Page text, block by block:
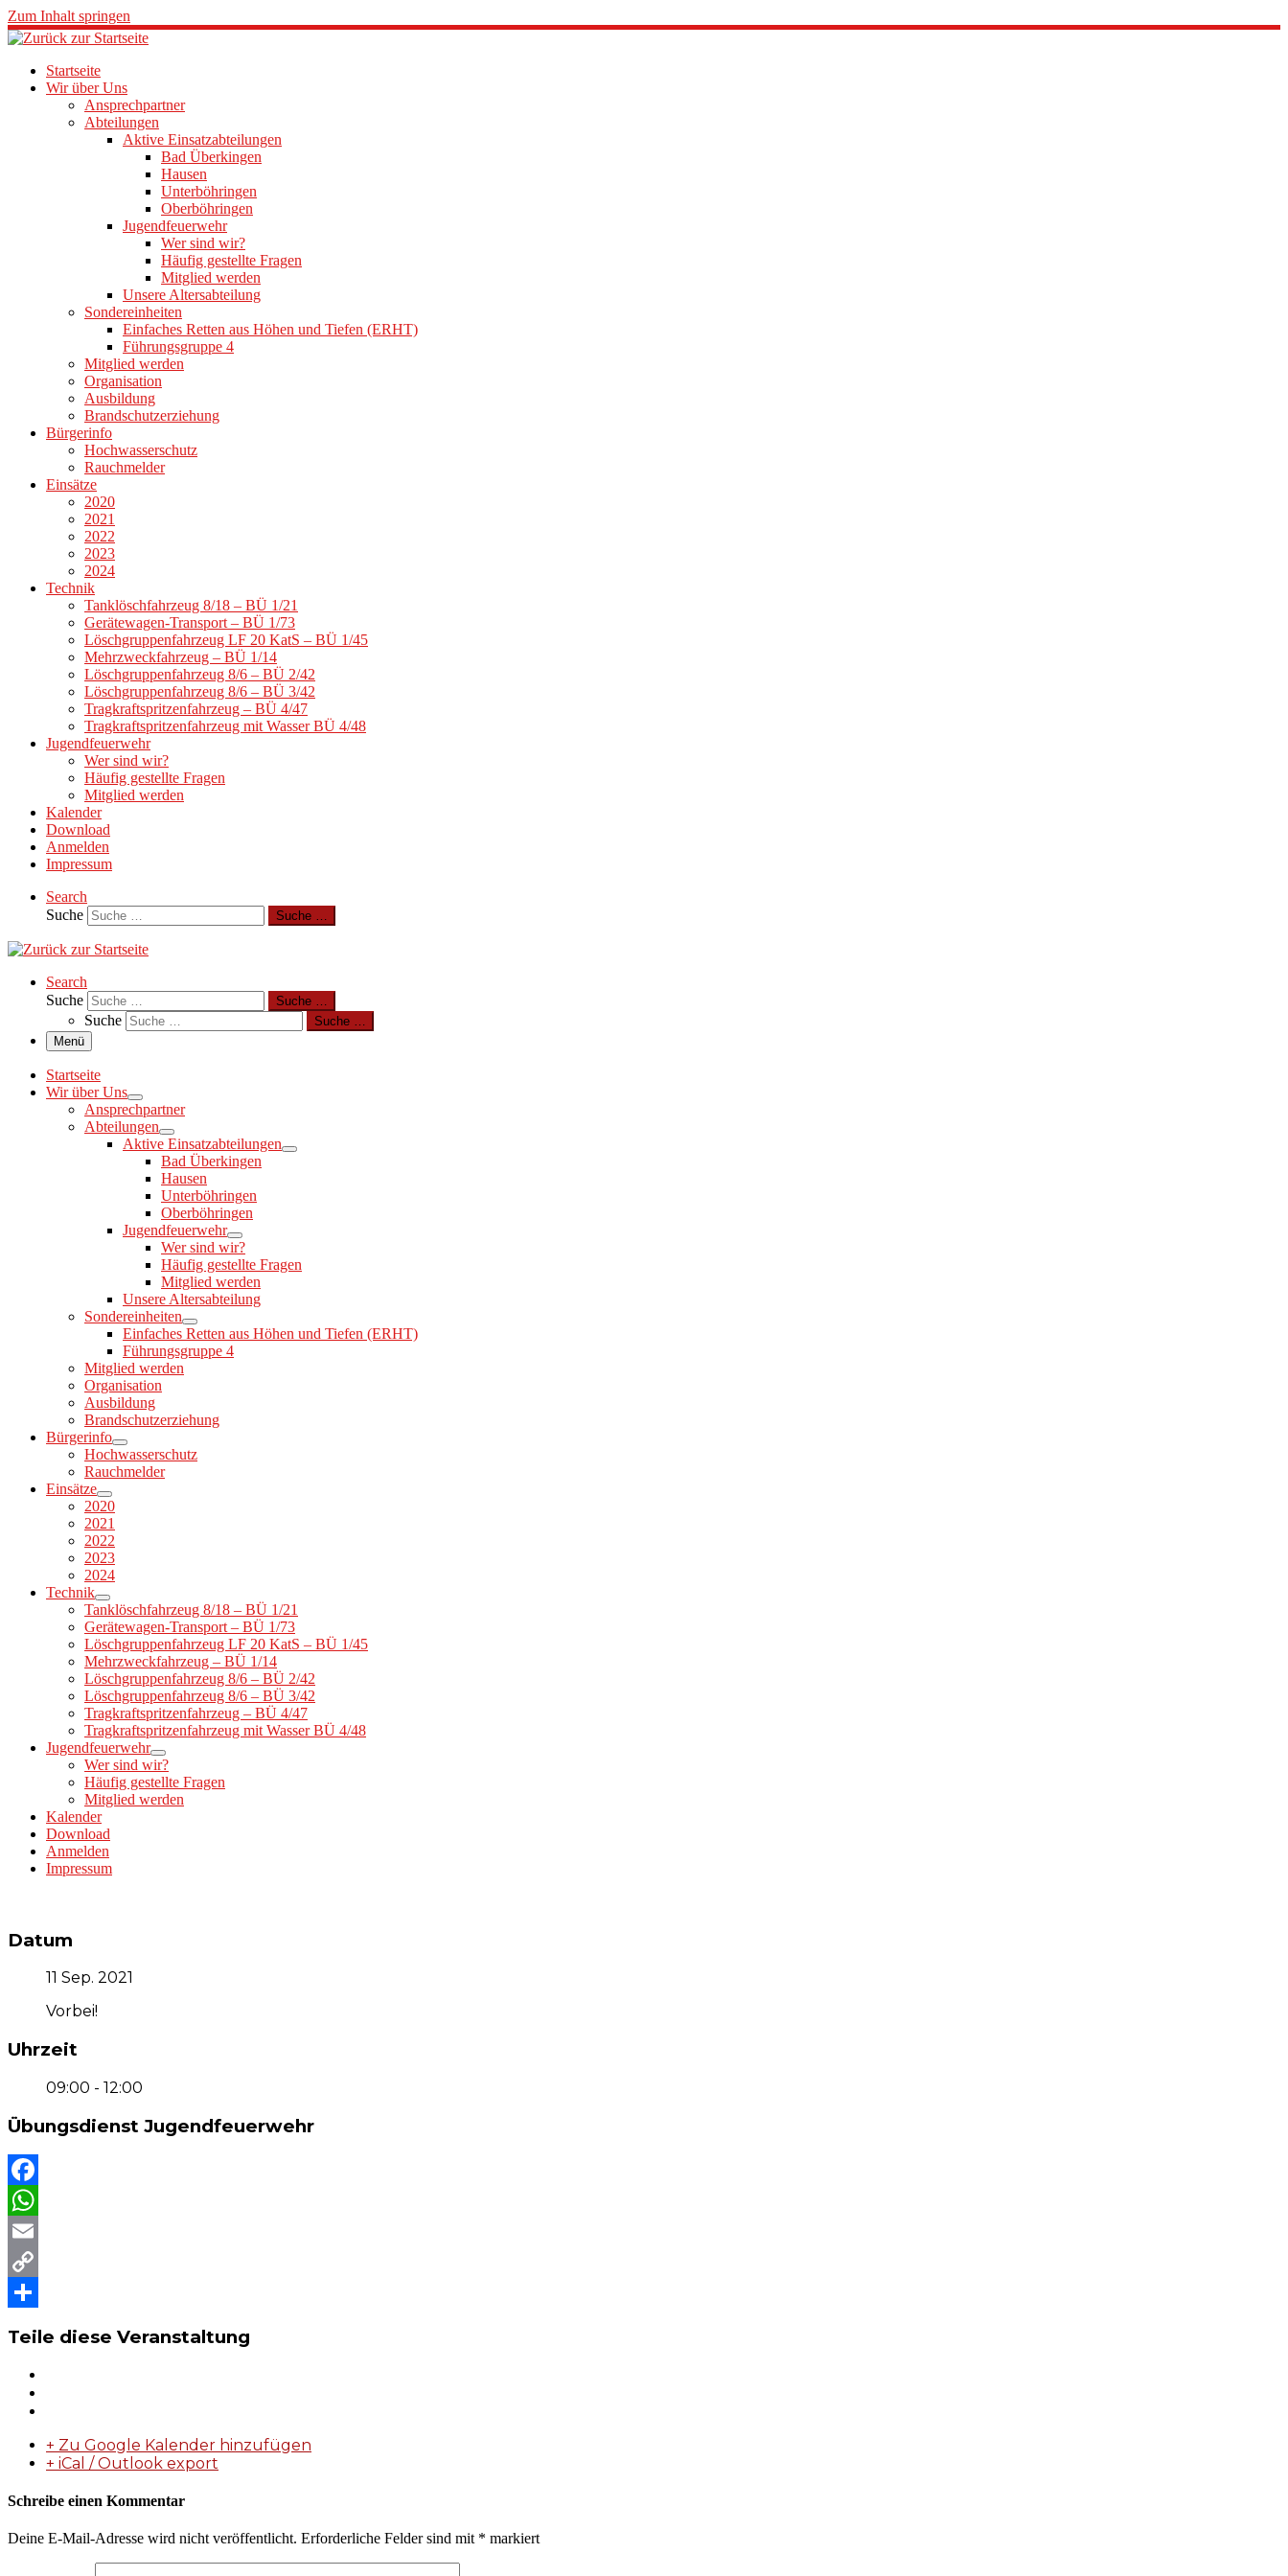
Zum Inhalt springen
Startseite
Wir über Uns
Ansprechpartner
Abteilungen
Aktive Einsatzabteilungen
Bad Überkingen
Hausen
Unterböhringen
Oberböhringen
Jugendfeuerwehr
Wer sind wir?
Häufig gestellte Fragen
Mitglied werden
Unsere Altersabteilung
Sondereinheiten
Einfaches Retten aus Höhen und Tiefen (ERHT)
Führungsgruppe 4
Mitglied werden
Organisation
Ausbildung
Brandschutzerziehung
Bürgerinfo
Hochwasserschutz
Rauchmelder
Einsätze
2020
2021
2022
2023
2024
Technik
Tanklöschfahrzeug 8/18 – BÜ 1/21
Gerätewagen-Transport – BÜ 1/73
Löschgruppenfahrzeug LF 20 KatS – BÜ 1/45
Mehrzweckfahrzeug – BÜ 1/14
Löschgruppenfahrzeug 8/6 – BÜ 2/42
Löschgruppenfahrzeug 8/6 – BÜ 3/42
Tragkraftspritzenfahrzeug – BÜ 4/47
Tragkraftspritzenfahrzeug mit Wasser BÜ 4/48
Jugendfeuerwehr
Wer sind wir?
Häufig gestellte Fragen
Mitglied werden
Kalender
Download
Anmelden
Impressum
Search
Suche
Suche …
Search
Suche
Suche …
Suche
Suche …
Menü
Startseite
Wir über Uns
Ansprechpartner
Abteilungen
Aktive Einsatzabteilungen
Bad Überkingen
Hausen
Unterböhringen
Oberböhringen
Jugendfeuerwehr
Wer sind wir?
Häufig gestellte Fragen
Mitglied werden
Unsere Altersabteilung
Sondereinheiten
Einfaches Retten aus Höhen und Tiefen (ERHT)
Führungsgruppe 4
Mitglied werden
Organisation
Ausbildung
Brandschutzerziehung
Bürgerinfo
Hochwasserschutz
Rauchmelder
Einsätze
2020
2021
2022
2023
2024
Technik
Tanklöschfahrzeug 8/18 – BÜ 1/21
Gerätewagen-Transport – BÜ 1/73
Löschgruppenfahrzeug LF 20 KatS – BÜ 1/45
Mehrzweckfahrzeug – BÜ 1/14
Löschgruppenfahrzeug 8/6 – BÜ 2/42
Löschgruppenfahrzeug 8/6 – BÜ 3/42
Tragkraftspritzenfahrzeug – BÜ 4/47
Tragkraftspritzenfahrzeug mit Wasser BÜ 4/48
Jugendfeuerwehr
Wer sind wir?
Häufig gestellte Fragen
Mitglied werden
Kalender
Download
Anmelden
Impressum
Datum
11 Sep. 2021
Vorbei!
Uhrzeit
09:00 - 12:00
Übungsdienst Jugendfeuerwehr
Facebook
WhatsApp
Email
Copy
Teile diese Veranstaltung
+ Zu Google Kalender hinzufügen
+ iCal / Outlook export
Schreibe einen Kommentar
Deine E-Mail-Adresse wird nicht veröffentlicht. Erforderliche Felder sind mit * markiert